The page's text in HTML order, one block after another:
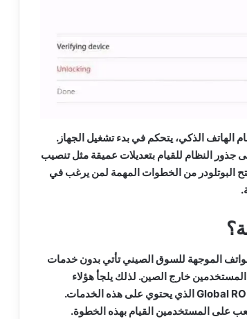
الهاتف الذكي، يتحكم في بدء تشغيل الجهاز.
جذور النظام للقيام بتعديلات عميقة مثل تنصيب
البوتلودر من الخطوات المهمة لمن يرغب في
الموجهة للسوق الصيني تأتي بدون خدمات
خارج الصين. لذلك يلجأ هؤلاء
المستخدمين إلى فتح البوتلودر لتنصيب Global ROM الذي يحتوي على هذه الخدمات.
على المستخدمين القيام بهذه الخطوة.